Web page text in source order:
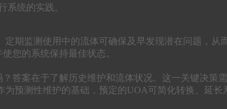
系统的实践。
期监测使用中的流体可确保及早发现潜在问题，从
您的系统保持最佳状态。
答案在于了解历史维护和流体状况。这一关键决策
预测性维护的基础，预定的UOA可简化转换、延长